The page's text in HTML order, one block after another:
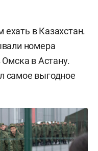
ехать в Казахстан.
номера
Омска в Астану.
самое выгодное